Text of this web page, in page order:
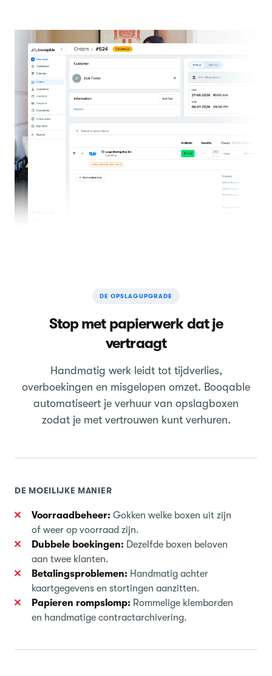
DE OPSLAGUPGRADE
Stop met papierwerk dat je
vertraagt
Handmatig werk leidt tot tijdverlies,
overboekingen en misgelopen omzet. Booqable
automatiseert je verhuur van opslagboxen
zodat je met vertrouwen kunt verhuren.
DE MOEILIJKE MANIER
Voorraadbeheer: Gokken welke boxen uit zijn
of weer op voorraad zijn.
Dubbele boekingen: Dezelfde boxen beloven
aan twee klanten.
Betalingsproblemen: Handmatig achter
kaartgegevens en stortingen aanzitten.
Papieren rompslomp: Rommelige klemborden
en handmatige contractarchivering.